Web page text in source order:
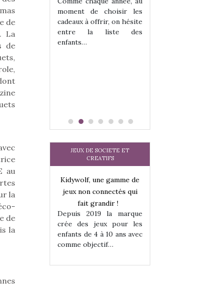
de
La
de
au
la
de
la
la glisse
et même
peuvent
s’y initier.
moment de choisir les
cadeaux à offrir, on hésite
entre la liste des
enfants…
JEUX DE SOCIETE ET
CREATIFS
gamme de
qui
!
la marque
pour les
ans avec
Kidywolf, une gamme de
jeux non connectés qui
fait grandir !
Depuis 2019 la marque
crée des jeux pour les
enfants de 4 à 10 ans avec
comme objectif…